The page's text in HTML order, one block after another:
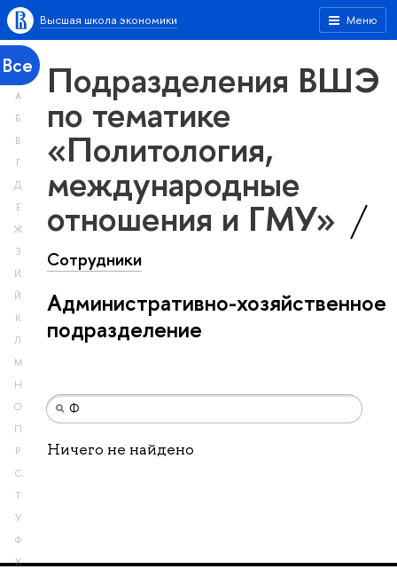
Меню
Высшая школа экономики
Все
А
Б
В
Г
Д
Е
Ж
З
И
Й
К
Л
М
Н
О
П
Р
С
Т
У
Ф
Х
Подразделения ВШЭ
по тематике
«Политология,
международные
отношения и ГМУ»
Сотрудники
Административно-хозяйственное
подразделение
Ничего не найдено